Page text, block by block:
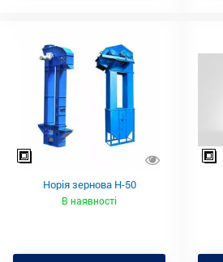
Норія зернова Н-50
В наявності